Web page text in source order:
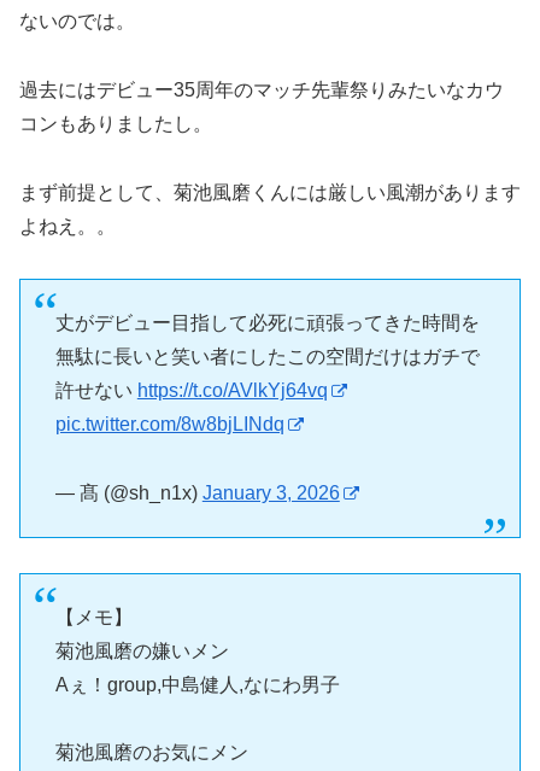
ないのでは。
過去にはデビュー35周年のマッチ先輩祭りみたいなカウ
コンもありましたし。
まず前提として、菊池風磨くんには厳しい風潮があります
よねえ。。
丈がデビュー目指して必死に頑張ってきた時間を
無駄に長いと笑い者にしたこの空間だけはガチで
許せない https://t.co/AVlkYj64vq
pic.twitter.com/8w8bjLINdq
— 髙 (@sh_n1x) January 3, 2026
【メモ】
菊池風磨の嫌いメン
Aぇ！group,中島健人,なにわ男子
菊池風磨のお気にメン